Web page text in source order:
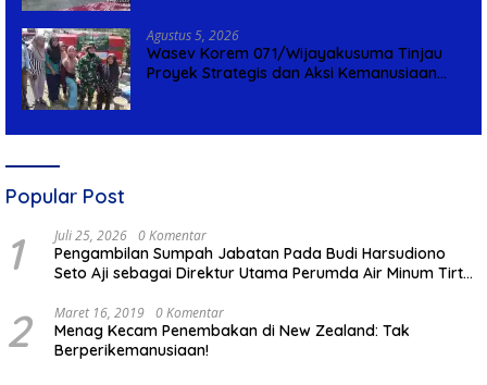
Agustus 5, 2026
Wasev Korem 071/Wijayakusuma Tinjau
Proyek Strategis dan Aksi Kemanusiaan
Popular Post
1 Juli 25, 2026 0 Komentar
Pengambilan Sumpah Jabatan Pada Budi Harsudiono
Seto Aji sebagai Direktur Utama Perumda Air Minum Tirta
2 Maret 16, 2019 0 Komentar
Menag Kecam Penembakan di New Zealand: Tak
Berperikemanusiaan!